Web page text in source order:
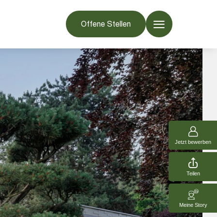
Offene Stellen
Jetzt bewerben
Teilen
Meine Story